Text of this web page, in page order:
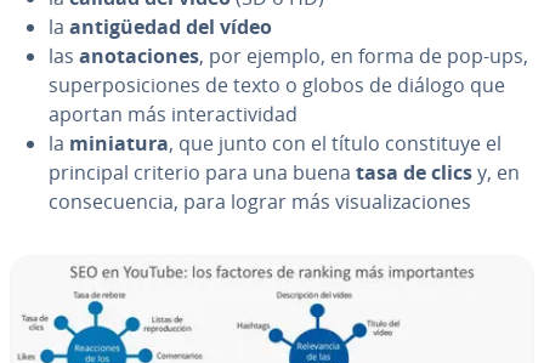
la an­ti­güe­dad del vídeo
las ano­ta­cio­nes, por ejemplo, en forma de pop-ups,
su­pe­r­po­si­cio­nes de texto o globos de diálogo que
aportan más in­ter­ac­ti­vi­dad
la miniatura, que junto con el título co­n­s­ti­tu­ye el
principal criterio para una buena tasa de clicsy, en
co­n­se­cue­n­cia, para lograr más vi­sua­li­za­cio­nes